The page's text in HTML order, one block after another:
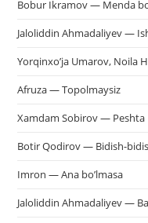
Bobur Ikramov — Menda
Jaloliddin Ahmadaliyev —
Yorqinxo’ja Umarov, Noila
Afruza — Topolmaysiz
Xamdam Sobirov — Peshta
Botir Qodirov — Bidish-
Imron — Ana bo’lmasa
Jaloliddin Ahmadaliyev —